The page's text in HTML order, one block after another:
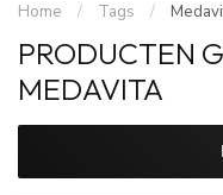
Home / Tags /
PRODUCTEN
MEDAVITA